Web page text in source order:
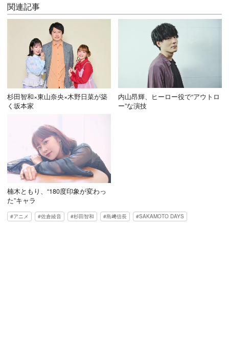
関連記事
杉田智和×東山奈央×木野日菜が築
く坂本家
内山昂輝、ヒーロー役で“アウトロ
ー”な演技
楠木ともり、“180度印象が変わっ
た”キャラ
アニメ 佐倉綾音 杉田智和 島﨑信長 SAKAMOTO DAYS